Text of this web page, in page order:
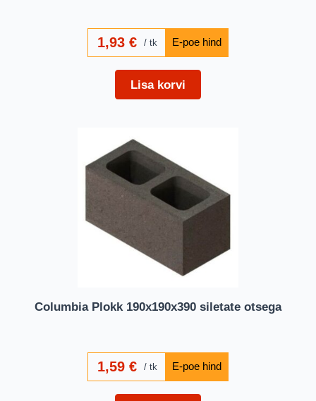
1,93€ tk
Lisa korvi
Columbia Plokk 190x190x390 siletate otsega
1,59€ tk